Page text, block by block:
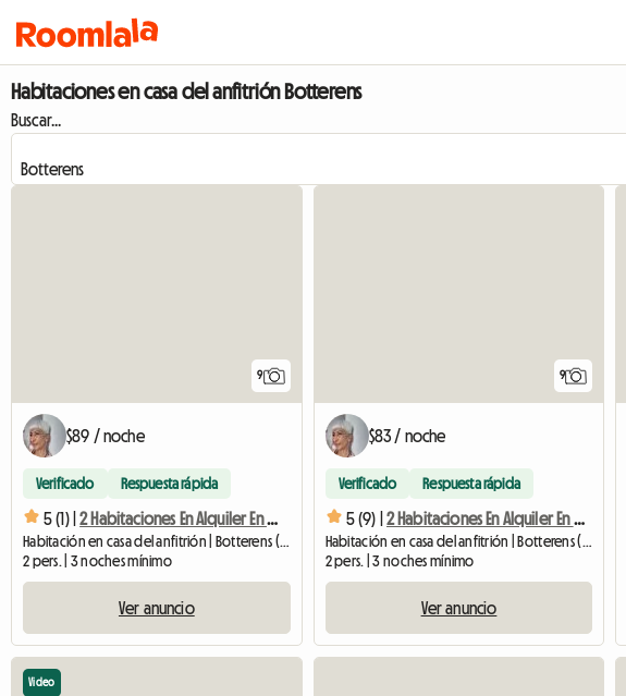
Habitaciones en casa del anfitrión Botterens
Buscar...
9
$89 / noche
Verificado Respuesta rápida
5 (1) | 2 Habitaciones En Alquiler En Gruyère Suiza (Kopieren)
Habitación en casa del anfitrión | Botterens (1652) | 12 M2
2 pers. | 3 noches mínimo
Ver anuncio
9
$83 / noche
Verificado Respuesta rápida
5 (9) | 2 Habitaciones En Alquiler En Gruyère Suiza (Kopieren)
Habitación en casa del anfitrión | Botterens (1652) | 12 M2
2 pers. | 3 noches mínimo
Ver anuncio
Video